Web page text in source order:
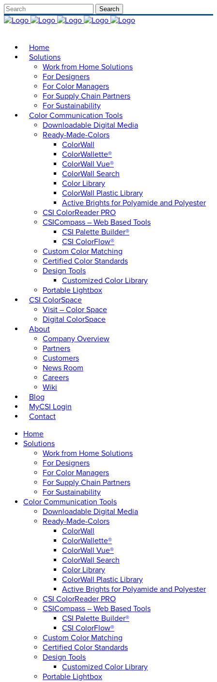
Home
Solutions
Work from Home Solutions
For Designers
For Color Managers
For Supply Chain Partners
For Sustainability
Color Communication Tools
Downloadable Digital Media
Ready-Made-Colors
ColorWall
ColorWallette®
ColorWall Vue®
ColorWall Search
Color Library
ColorWall Plastic Library
Active Brights for Polyamide and Polyester
CSI ColorReader PRO
CSICompass – Web Based Tools
CSI Palette Builder®
CSI ColorFlow®
Custom Color Matching
Certified Color Standards
Design Tools
Customized Color Library
Portable Lightbox
CSI ColorSpace
Visit – Color Space
Digital ColorSpace
About
Company Overview
Partners
Customers
News Room
Careers
Wiki
Blog
MyCSI Login
Contact
Home
Solutions
Work from Home Solutions
For Designers
For Color Managers
For Supply Chain Partners
For Sustainability
Color Communication Tools
Downloadable Digital Media
Ready-Made-Colors
ColorWall
ColorWallette®
ColorWall Vue®
ColorWall Search
Color Library
ColorWall Plastic Library
Active Brights for Polyamide and Polyester
CSI ColorReader PRO
CSICompass – Web Based Tools
CSI Palette Builder®
CSI ColorFlow®
Custom Color Matching
Certified Color Standards
Design Tools
Customized Color Library
Portable Lightbox